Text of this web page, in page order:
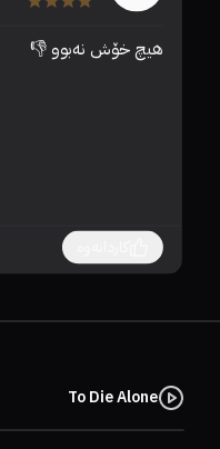
هیچ خۆش نەبوو 👎
To Die Alone